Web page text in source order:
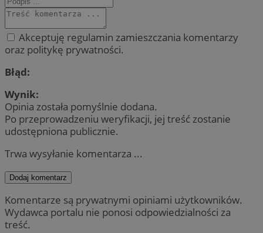
Akceptuję regulamin zamieszczania komentarzy
oraz politykę prywatności.
Błąd:
Wynik:
Opinia została pomyślnie dodana.
Po przeprowadzeniu weryfikacji, jej treść zostanie
udostępniona publicznie.
Trwa wysyłanie komentarza ...
Dodaj komentarz
Komentarze są prywatnymi opiniami użytkowników.
Wydawca portalu nie ponosi odpowiedzialności za
treść.